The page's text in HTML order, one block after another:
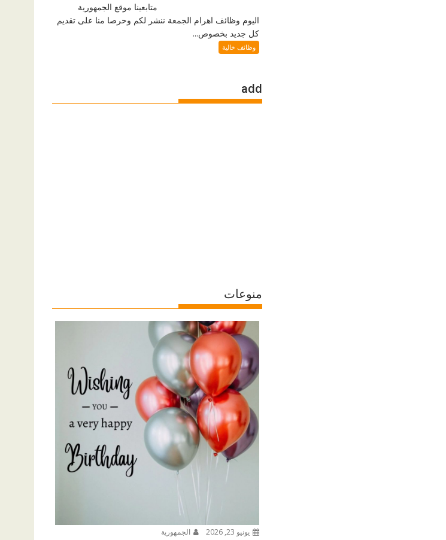
متابعينا موقع الجمهورية
اليوم وظائف اهرام الجمعة ننشر لكم وحرصا منا على تقديم
كل جديد بخصوص...
وظائف خالية
add
منوعات
يونيو 23, 2026 الجمهورية